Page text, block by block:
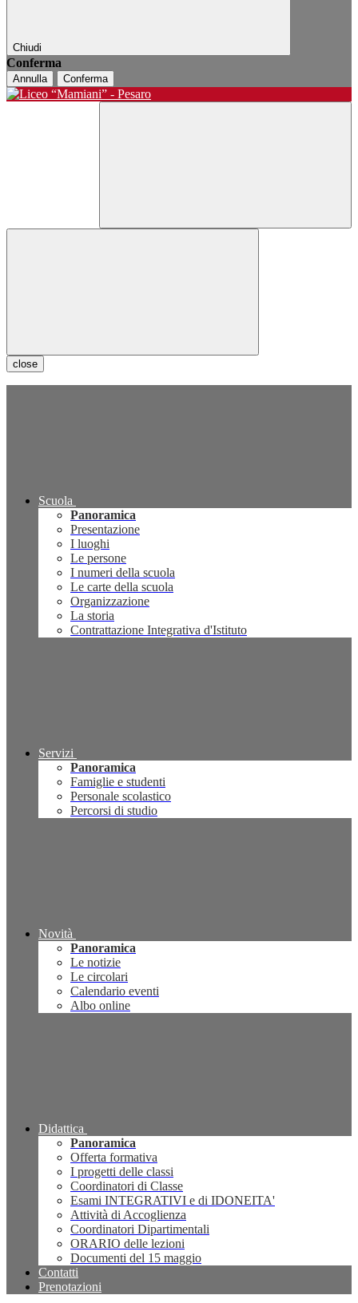
Chiudi
Conferma
Annulla Conferma
close
Scuola
Panoramica
Presentazione
I luoghi
Le persone
I numeri della scuola
Le carte della scuola
Organizzazione
La storia
Contrattazione Integrativa d'Istituto
Servizi
Panoramica
Famiglie e studenti
Personale scolastico
Percorsi di studio
Novità
Panoramica
Le notizie
Le circolari
Calendario eventi
Albo online
Didattica
Panoramica
Offerta formativa
I progetti delle classi
Coordinatori di Classe
Esami INTEGRATIVI e di IDONEITA'
Attività di Accoglienza
Coordinatori Dipartimentali
ORARIO delle lezioni
Documenti del 15 maggio
Contatti
Prenotazioni